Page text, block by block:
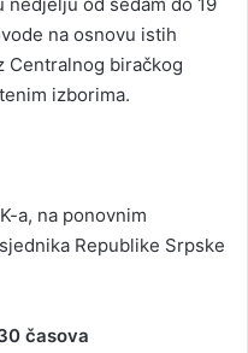
na osnovu istih
Centralnog biračkog
izborima.
a, na ponovnim
Republike Srpske
časova